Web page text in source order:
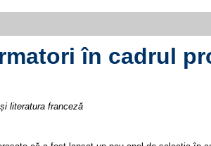
în cadrul
literatura franceză